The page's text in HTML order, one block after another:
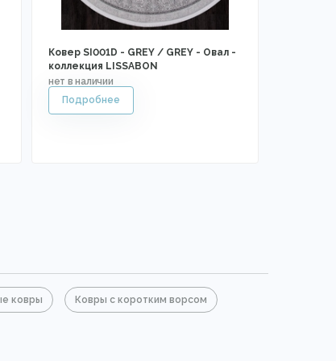
Ковер SI001D - GREY / GREY - Овал -
коллекция LISSABON
ковры Ковры с коротким ворсом